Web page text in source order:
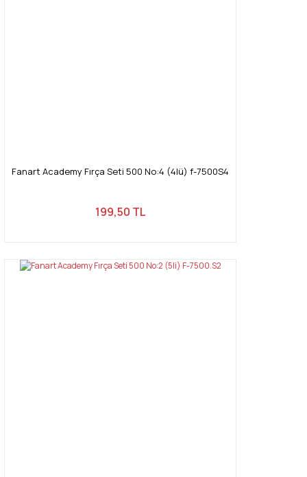
Fanart Academy Fırça Seti 500 No:4 (4lü) f-7500S4
199,50 TL